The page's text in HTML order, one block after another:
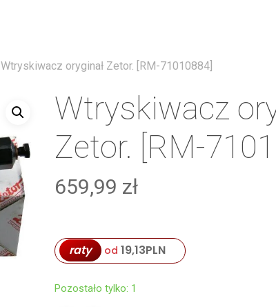
Wtryskiwacz oryginał Zetor. [RM-71010884]
Wtryskiwacz
Zetor. [RM-
659,99 zł
raty od 19,13PLN
Pozostało tylko: 1